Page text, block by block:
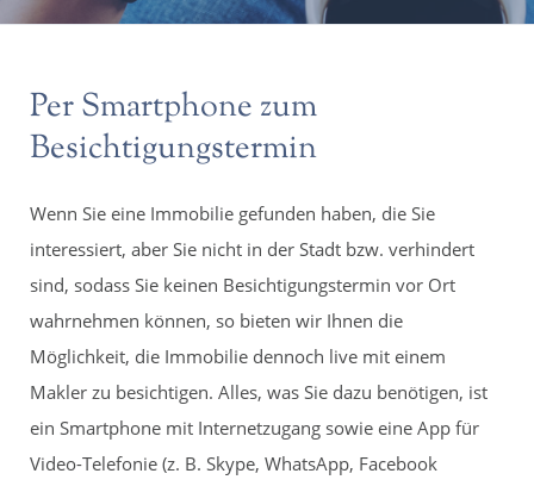
Per Smartphone zum
Besichtigungstermin
Wenn Sie eine Immobilie gefunden haben, die Sie
interessiert, aber Sie nicht in der Stadt bzw. verhindert
sind, sodass Sie keinen Besichtigungstermin vor Ort
wahrnehmen können, so bieten wir Ihnen die
Möglichkeit, die Immobilie dennoch live mit einem
Makler zu besichtigen. Alles, was Sie dazu benötigen, ist
ein Smartphone mit Internetzugang sowie eine App für
Video-Telefonie (z. B. Skype, WhatsApp, Facebook